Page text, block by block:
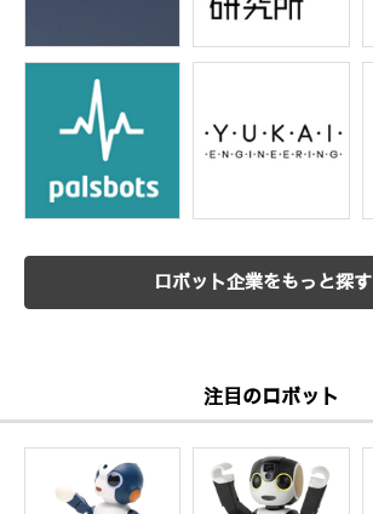
ロボット企業をもっと探す
注目のロボット